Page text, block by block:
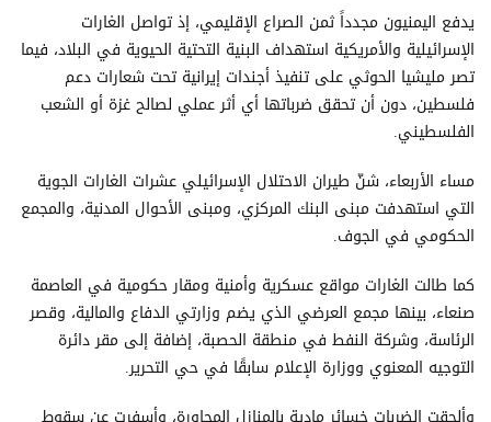
يدفع اليمنيون مجدداً ثمن الصراع الإقليمي، إذ تواصل الغارات
الإسرائيلية والأمريكية استهداف البنية التحتية الحيوية في البلاد، فيما
تصر مليشيا الحوثي على تنفيذ أجندات إيرانية تحت شعارات دعم
فلسطين، دون أن تحقق ضرباتها أي أثر عملي لصالح غزة أو الشعب
الفلسطيني.
مساء الأربعاء، شنّ طيران الاحتلال الإسرائيلي عشرات الغارات الجوية
التي استهدفت مبنى البنك المركزي، ومبنى الأحوال المدنية، والمجمع
الحكومي في الجوف.
كما طالت الغارات مواقع عسكرية وأمنية ومقار حكومية في العاصمة
صنعاء، بينها مجمع العرضي الذي يضم وزارتي الدفاع والمالية، وقصر
الرئاسة، وشركة النفط في منطقة الحصبة، إضافة إلى مقر دائرة
التوجيه المعنوي ووزارة الإعلام سابقًا في حي التحرير.